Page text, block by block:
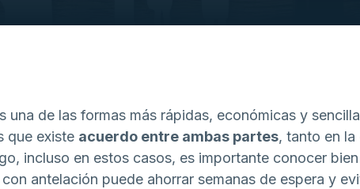
una de las formas más rápidas, económicas y
que existe acuerdo entre ambas partes, tanto en
incluso en estos casos, es importante conocer bien
antelación puede ahorrar semanas de espera y